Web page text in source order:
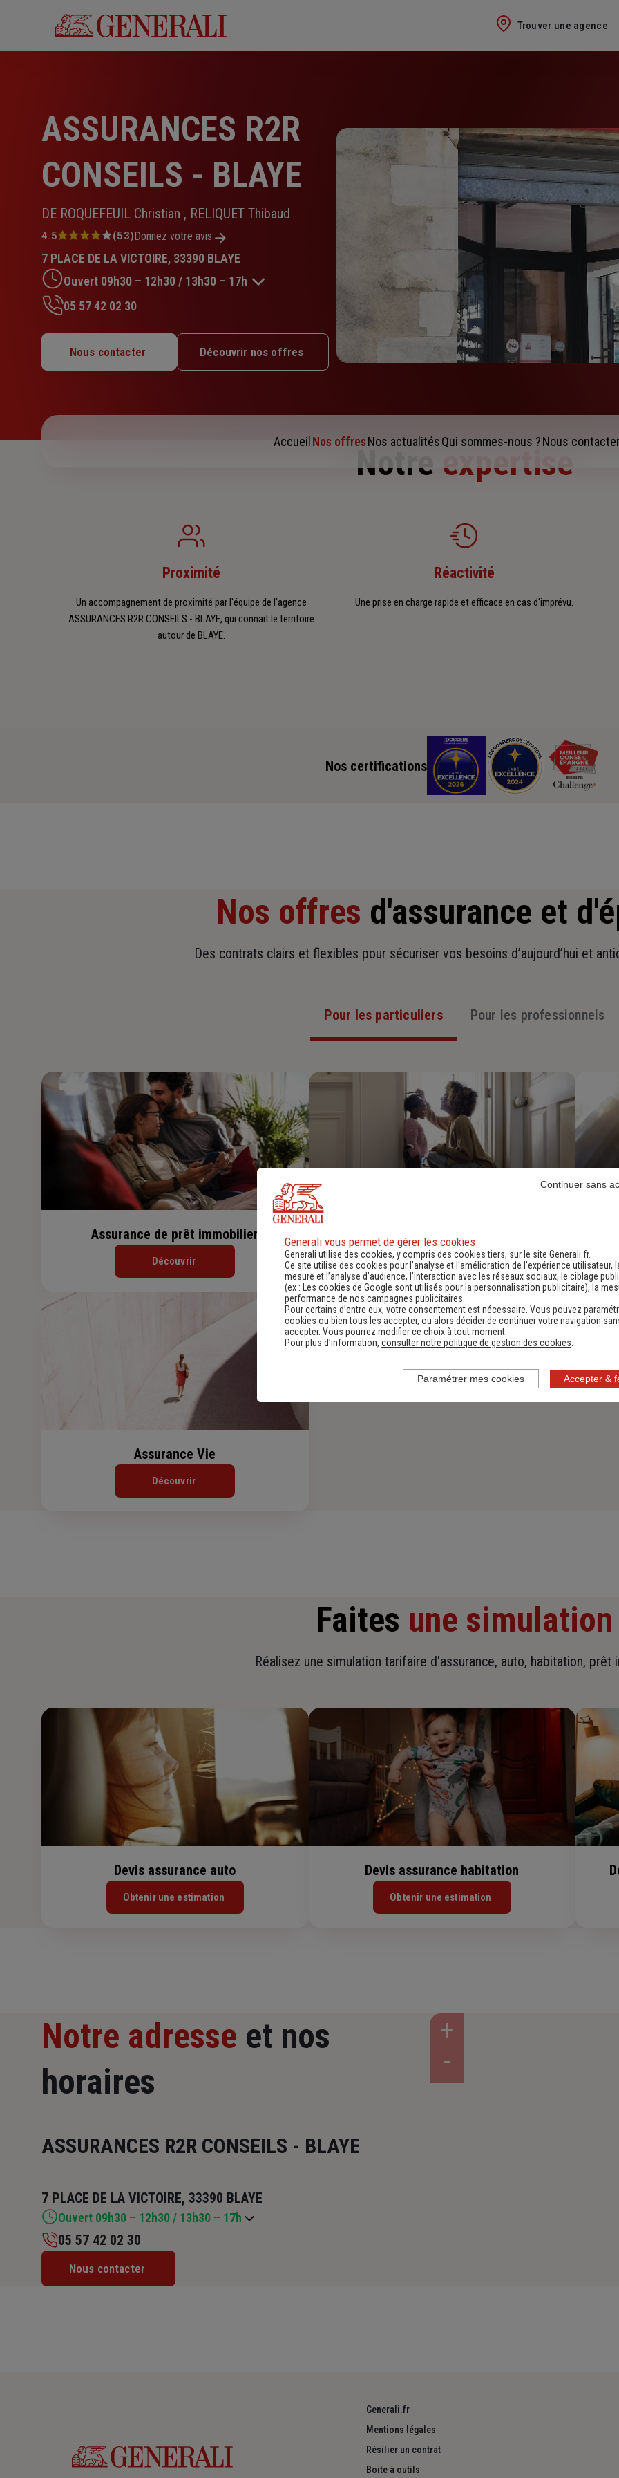
Trouver une agence
ASSURANCES R2R
CONSEILS - BLAYE
DE ROQUEFEUIL Christian , RELIQUET Thibaud
Note
4.5
sur
5
étoiles
4.5 (53)Donnez votre avis
7 PLACE DE LA VICTOIRE, 33390 BLAYE
Ouvert 09h30 – 12h30 / 13h30 – 17h
Mardi : 09h30 – 12h30 / 13h30 – 17h
Mercredi : 09h30 – 12h30 / 13h30 – 17h
Jeudi : 09h30 – 12h30 / 13h30 – 17h
05 57 42 02 30
Nous contacter Découvrir nos offres
Accueil Nos offresNos actualitésQui sommes-nous ?Nous contacter
Notre expertise
Proximité
Un accompagnement de proximité par l'équipe de l'agence
ASSURANCES R2R CONSEILS - BLAYE, qui connait le territoire
autour de BLAYE.
Réactivité
Une prise en charge rapide et efficace en cas d'imprévu.
Nos certifications
Nos offres d'assurance et
Des contrats clairs et flexibles pour sécuriser vos besoins d’aujourd’hui et
Pour les particuliers Pour les professionnels
Assurance de prêt immobilier
Découvrir
Assurance Habitation
Découvrir
Assurance Vie
Découvrir
Faites une simulation
Réalisez une simulation tarifaire d'assurance, auto, habitation, prêt
Devis assurance auto
Obtenir une estimation
Devis assurance habitation
Obtenir une estimation
Notre adresse et nos
horaires
ASSURANCES R2R CONSEILS - BLAYE
7 PLACE DE LA VICTOIRE, 33390 BLAYE
Ouvert 09h30 – 12h30 / 13h30 – 17h
Mardi : 09h30 – 12h30 / 13h30 – 17h
05 57 42 02 30
Nous contacter
Generali.fr
Mentions légales
Résilier un contrat
Boite à outils
Generali vous permet de gérer les cookies
Generali utilise des cookies, y compris des cookies tiers, sur le site Generali.fr.
Ce site utilise des cookies pour l’analyse et l'amélioration de l’expérience utilisateur,
mesure et l’analyse d’audience, l’interaction avec les réseaux sociaux, le ciblage
(ex :
Les cookies de Google sont utilisés pour la personnalisation publicitaire), la
performance de nos campagnes publicitaires.
Pour certains d’entre eux, votre consentement est nécessaire. Vous pouvez
cookies ou bien tous les accepter, ou alors décider de continuer votre navigation
accepter. Vous pourrez modifier ce choix à tout moment.
Pour plus d’information, consulter notre politique de gestion des cookies
Accepter &
Continuer sans
Paramétrer mes cookies